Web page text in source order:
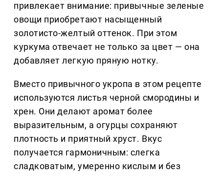
привлекает внимание: привычные зеленые
овощи приобретают насыщенный
золотисто-желтый оттенок. При этом
куркума отвечает не только за цвет — она
добавляет легкую пряную нотку.
Вместо привычного укропа в этом рецепте
используются листья черной смородины и
хрен. Они делают аромат более
выразительным, а огурцы сохраняют
плотность и приятный хруст. Вкус
получается гармоничным: слегка
сладковатым, умеренно кислым и без